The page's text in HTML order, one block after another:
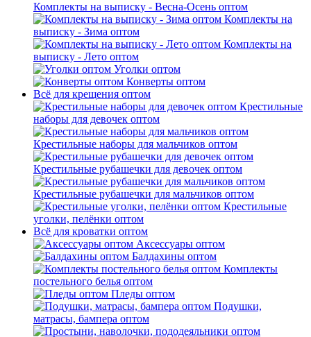
Комплекты на выписку - Весна-Осень оптом
Комплекты на
выписку - Зима оптом
Комплекты на
выписку - Лето оптом
Уголки оптом
Конверты оптом
Всё для крещения оптом
Крестильные
наборы для девочек оптом
Крестильные наборы для мальчиков оптом
Крестильные рубашечки для девочек оптом
Крестильные рубашечки для мальчиков оптом
Крестильные
уголки, пелёнки оптом
Всё для кроватки оптом
Аксессуары оптом
Балдахины оптом
Комплекты
постельного белья оптом
Пледы оптом
Подушки,
матрасы, бампера оптом